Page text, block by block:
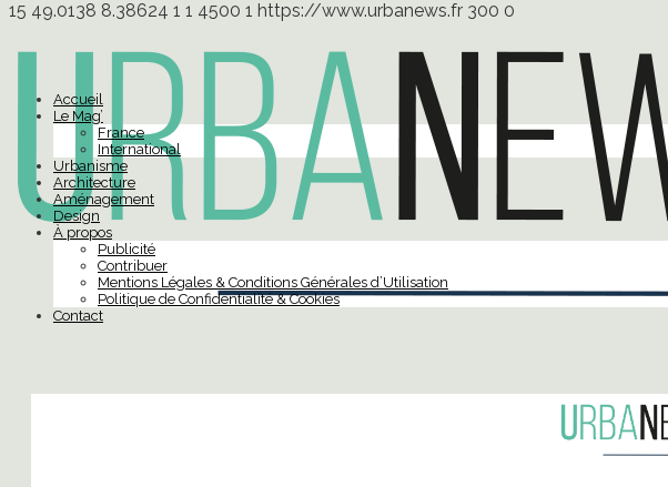
15 49.0138 8.38624 1 1 4500 1 https://www.urbanews.fr 300 0
Accueil
Le Mag’
France
International
Urbanisme
Architecture
Aménagement
Design
À propos
Publicité
Contribuer
Mentions Légales & Conditions Générales d’Utilisation
Politique de Confidentialité & Cookies
Contact